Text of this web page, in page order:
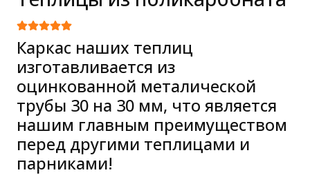
Рейтинг:5
Каркас наших теплиц
изготавливается из
оцинкованной металической
трубы 30 на 30 мм, что является
нашим главным преимуществом
перед другими теплицами и
парниками!